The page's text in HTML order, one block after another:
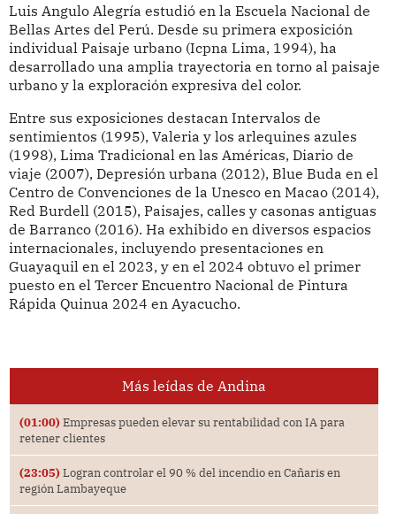
Luis Angulo Alegría estudió en la Escuela Nacional de
Bellas Artes del Perú. Desde su primera exposición
individual Paisaje urbano (Icpna Lima, 1994), ha
desarrollado una amplia trayectoria en torno al paisaje
urbano y la exploración expresiva del color.
Entre sus exposiciones destacan Intervalos de
sentimientos (1995), Valeria y los arlequines azules
(1998), Lima Tradicional en las Américas, Diario de
viaje (2007), Depresión urbana (2012), Blue Buda en el
Centro de Convenciones de la Unesco en Macao (2014),
Red Burdell (2015), Paisajes, calles y casonas antiguas
de Barranco (2016). Ha exhibido en diversos espacios
internacionales, incluyendo presentaciones en
Guayaquil en el 2023, y en el 2024 obtuvo el primer
puesto en el Tercer Encuentro Nacional de Pintura
Rápida Quinua 2024 en Ayacucho.
Más leídas de Andina
(01:00) Empresas pueden elevar su rentabilidad con IA para
retener clientes
(23:05) Logran controlar el 90 % del incendio en Cañaris en
región Lambayeque